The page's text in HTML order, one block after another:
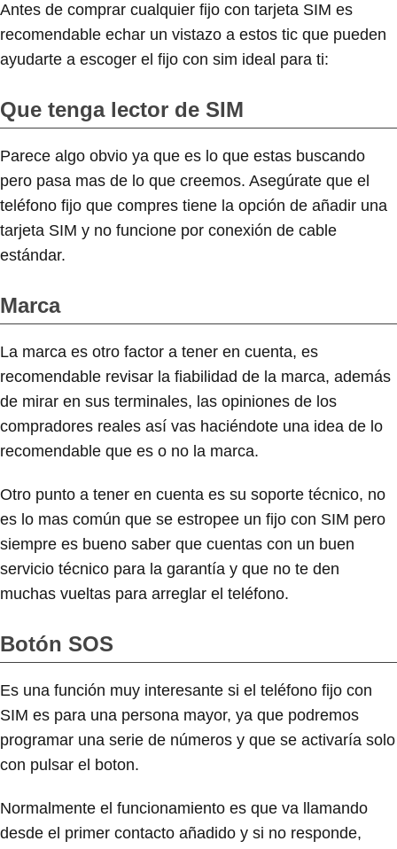
Antes de comprar cualquier fijo con tarjeta SIM es
recomendable echar un vistazo a estos tic que pueden
ayudarte a escoger el fijo con sim ideal para ti:
Que tenga lector de SIM
Parece algo obvio ya que es lo que estas buscando
pero pasa mas de lo que creemos. Asegúrate que el
teléfono fijo que compres tiene la opción de añadir una
tarjeta SIM y no funcione por conexión de cable
estándar.
Marca
La marca es otro factor a tener en cuenta, es
recomendable revisar la fiabilidad de la marca, además
de mirar en sus terminales, las opiniones de los
compradores reales así vas haciéndote una idea de lo
recomendable que es o no la marca.
Otro punto a tener en cuenta es su soporte técnico, no
es lo mas común que se estropee un fijo con SIM pero
siempre es bueno saber que cuentas con un buen
servicio técnico para la garantía y que no te den
muchas vueltas para arreglar el teléfono.
Botón SOS
Es una función muy interesante si el teléfono fijo con
SIM es para una persona mayor, ya que podremos
programar una serie de números y que se activaría solo
con pulsar el boton.
Normalmente el funcionamiento es que va llamando
desde el primer contacto añadido y si no responde,